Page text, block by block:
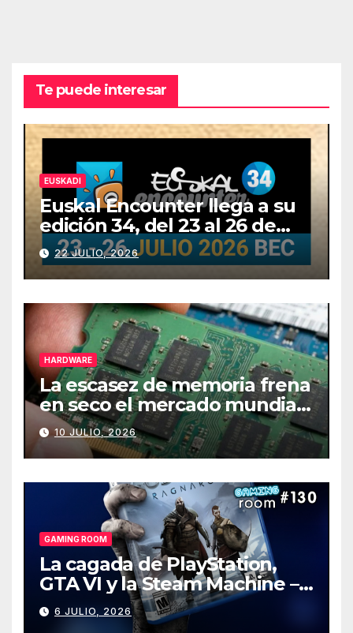
Te puede interesar
EUSKADI
Euskal Encounter llega a su
edición 34, del 23 al 26 de
julio
22 JULIO, 2026
HARDWARE
La escasez de memoria frena
en seco el mercado mundial
de PCs
10 JULIO, 2026
GAMING ROOM
La cagada de PlayStation,
GTA VI y la Steam Machine –
Gaming Room #130
6 JULIO, 2026